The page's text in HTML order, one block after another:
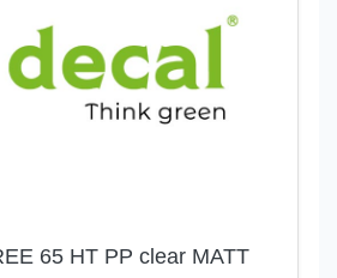
65 HT PP clear MATT